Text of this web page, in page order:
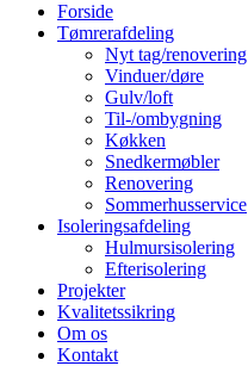
Forside
Tømrerafdeling
Nyt tag/renovering
Vinduer/døre
Gulv/loft
Til-/ombygning
Køkken
Snedkermøbler
Renovering
Sommerhusservice
Isoleringsafdeling
Hulmursisolering
Efterisolering
Projekter
Kvalitetssikring
Om os
Kontakt